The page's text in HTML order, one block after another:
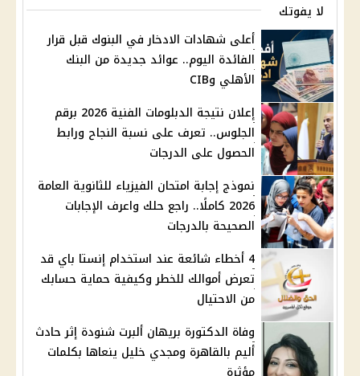
لا يفوتك
أعلى شهادات الادخار في البنوك قبل قرار
الفائدة اليوم.. عوائد جديدة من البنك
الأهلي وCIB
إعلان نتيجة الدبلومات الفنية 2026 برقم
الجلوس.. تعرف على نسبة النجاح ورابط
الحصول على الدرجات
نموذج إجابة امتحان الفيزياء للثانوية العامة
2026 كاملًا.. راجع حلك واعرف الإجابات
الصحيحة بالدرجات
4 أخطاء شائعة عند استخدام إنستا باي قد
تعرض أموالك للخطر وكيفية حماية حسابك
من الاحتيال
وفاة الدكتورة بريهان ألبرت شنودة إثر حادث
أليم بالقاهرة ومجدي خليل ينعاها بكلمات